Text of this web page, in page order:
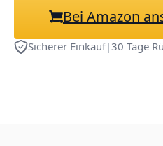
Masturbator
Bei Amazon
Sicherer Einkauf|30 Tage